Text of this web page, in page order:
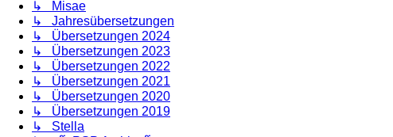
↳ Misae
↳ Jahresübersetzungen
↳ Übersetzungen 2024
↳ Übersetzungen 2023
↳ Übersetzungen 2022
↳ Übersetzungen 2021
↳ Übersetzungen 2020
↳ Übersetzungen 2019
↳ Stella